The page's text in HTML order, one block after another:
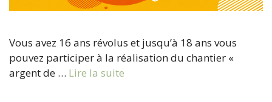
Vous avez 16 ans révolus et jusqu’à 18 ans vous
pouvez participer à la réalisation du chantier «
argent de … Lire la suite